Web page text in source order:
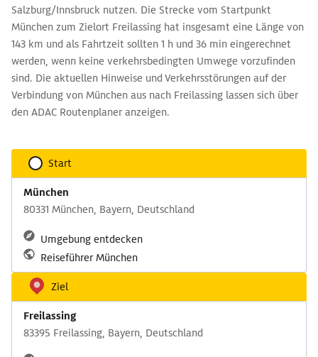
Salzburg/Innsbruck nutzen. Die Strecke vom Startpunkt
München zum Zielort Freilassing hat insgesamt eine Länge von
143 km und als Fahrtzeit sollten 1 h und 36 min eingerechnet
werden, wenn keine verkehrsbedingten Umwege vorzufinden
sind. Die aktuellen Hinweise und Verkehrsstörungen auf der
Verbindung von München aus nach Freilassing lassen sich über
den ADAC Routenplaner anzeigen.
Start
München
80331 München, Bayern, Deutschland
Umgebung entdecken
Reiseführer München
Ziel
Freilassing
83395 Freilassing, Bayern, Deutschland